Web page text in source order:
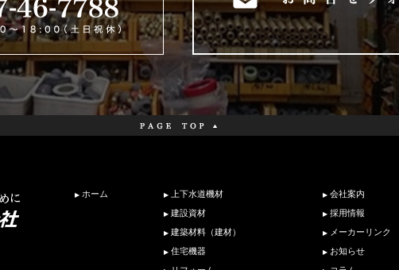
ホーム
上下水道機材
建設資材
建築材料（建材）
住宅機器
会社案内
採用情報
メーカーリンク
お知らせ